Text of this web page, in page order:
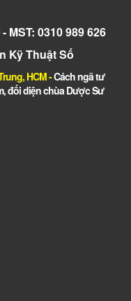
MST: 0310 989 626
Kỹ Thuật Số
HCM-Cách ngã tư
đối diện chùa Dược Sư